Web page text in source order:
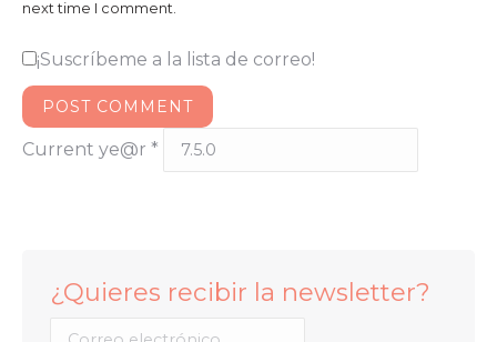
next time I comment.
¡Suscríbeme a la lista de correo!
POST COMMENT
Current ye@r *
¿Quieres recibir la newsletter?